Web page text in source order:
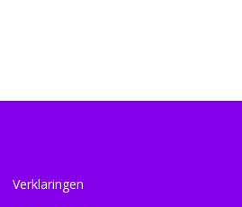
Verklaringen